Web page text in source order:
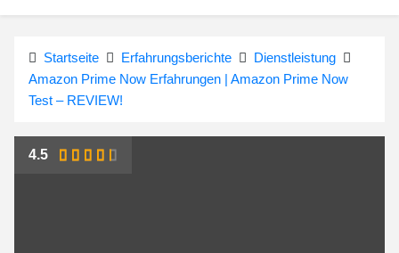
Startseite Erfahrungsberichte
Dienstleistung
Amazon Prime Now Erfahrungen | Amazon Prime Now
Test – REVIEW!
4.5